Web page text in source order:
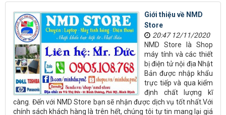
Giới thiệu về NMD
Store
20:47 12/11/2020
NMD Store là Shop
máy tính và các thiết
bị điện tử nội địa Nhật
Bản được nhập khẩu
trực tiếp và qua kiểm
định chất lượng kĩ
càng. Đến với NMD Store bạn sẽ nhận được dịch vụ tốt nhất.Với
chính sách khách hàng là trên hết, chúng tôi tự tin mang lại giá